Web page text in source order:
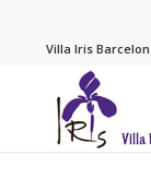
Villa Iris